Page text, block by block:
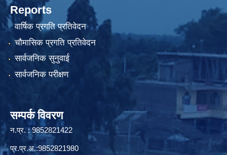
Reports
वार्षिक प्रगति प्रतिवेदन
चौमासिक प्रगति प्रतिवेदन
सार्वजनिक सुनुवाई
सार्वजनिक परीक्षण
सम्पर्क विवरण
न.प्र. : 9852821422
प्र.प्र.अ.:9852821980